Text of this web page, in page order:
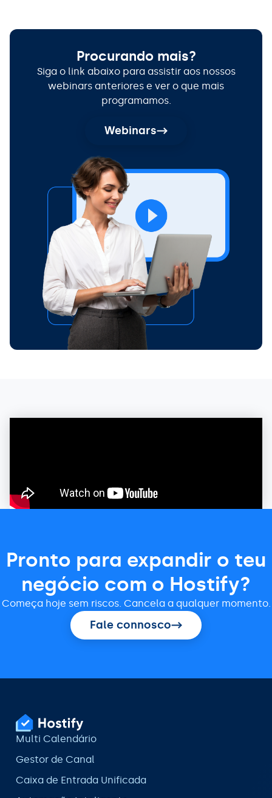
Procurando mais?
Siga o link abaixo para assistir aos nossos
webinars anteriores e ver o que mais
programamos.
Webinars
Pronto para expandir o teu
negócio com o Hostify?
Começa hoje sem riscos. Cancela a qualquer momento.
Fale connosco
Multi Calendário
Gestor de Canal
Caixa de Entrada Unificada